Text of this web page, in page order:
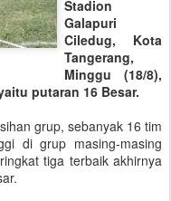
Stadion
Galapuri
Ciledug, Kota
Tangerang,
Minggu (18/8),
putaran 16 Besar.
grup, sebanyak 16 tim
di grup masing-masing
tiga terbaik akhirnya